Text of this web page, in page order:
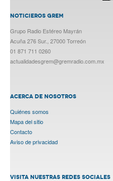
NOTICIEROS GREM
Grupo Radio Estéreo Mayrán
Acuña 276 Sur., 27000 Torreón
01 871 711 0260
actualidadesgrem@gremradio.com.mx
ACERCA DE NOSOTROS
Quiénes somos
Mapa del sitio
Contacto
Aviso de privacidad
VISITA NUESTRAS REDES SOCIALES